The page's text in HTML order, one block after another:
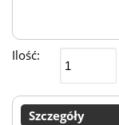
Ilość:
Szczegóły